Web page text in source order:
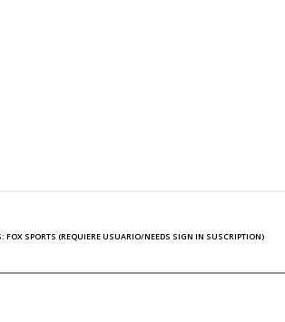
: FOX SPORTS (REQUIERE USUARIO/NEEDS SIGN IN SUSCRIPTION)